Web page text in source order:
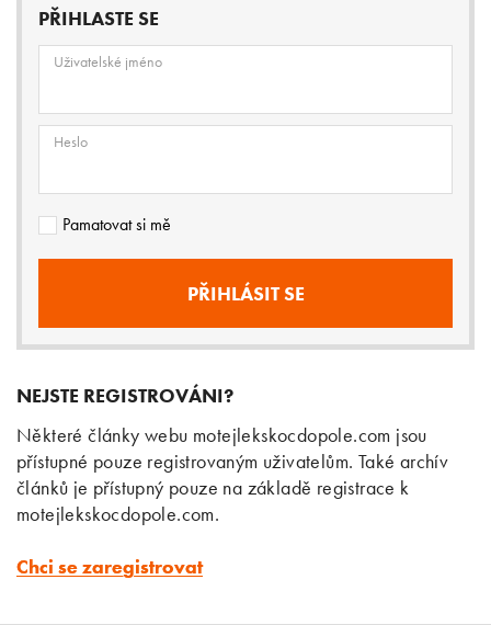
PŘIHLASTE SE
Uživatelské jméno
Heslo
Pamatovat si mě
NEJSTE REGISTROVÁNI?
Některé články webu motejlekskocdopole.com jsou
přístupné pouze registrovaným uživatelům. Také archív
článků je přístupný pouze na základě registrace k
motejlekskocdopole.com.
Chci se zaregistrovat